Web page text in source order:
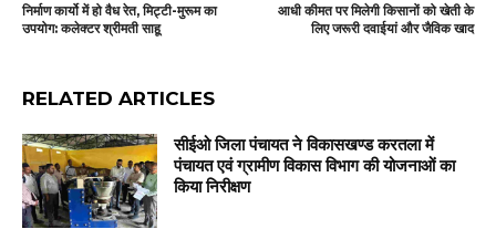
निर्माण कार्यो में हो वैध रेत, मिट्टी-मुरूम का
उपयोग: कलेक्टर श्रीमती साहू
आधी कीमत पर मिलेगी किसानों को खेती के
लिए जरूरी दवाईयां और जैविक खाद
RELATED ARTICLES
सीईओ जिला पंचायत ने विकासखण्ड करतला में
पंचायत एवं ग्रामीण विकास विभाग की योजनाओं का
किया निरीक्षण